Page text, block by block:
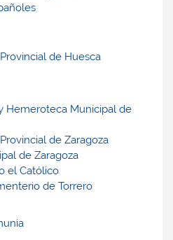
de Huesca
Hemeroteca Municipal de
de Zaragoza
de Zaragoza
el Católico
de Torrero